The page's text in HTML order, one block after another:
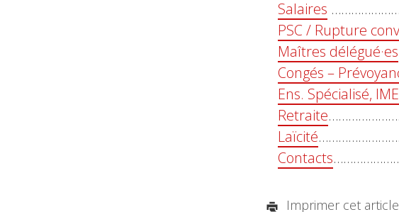
Salaires
PSC / Rupture
Maîtres délégué·es
Congés –
Ens. Spécialisé,
Retraite
Laïcité
Contacts
Imprimer cet article